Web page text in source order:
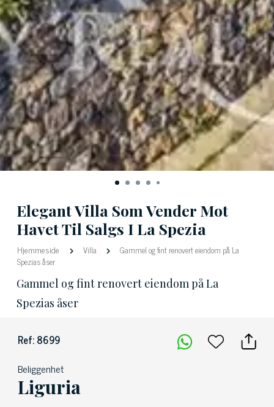
Elegant Villa Som Vender Mot
Havet Til Salgs I La Spezia
Hjemmeside Villa
Gammel og fint renovert eiendom på La
Spezias åser
Gammel og fint renovert eiendom på La
Spezias åser
Ref: 8699
Beliggenhet
Liguria